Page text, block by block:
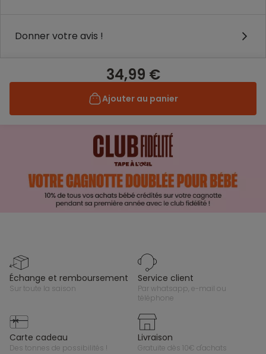
Donner votre avis !
34,99 €
Ajouter au panier
échange et remboursement
sur toute la saison
service client
par whatsapp, e-mail ou
téléphone
carte cadeau
des tonnes de possibilités !
livraison
gratuite dès 10€ d'achats